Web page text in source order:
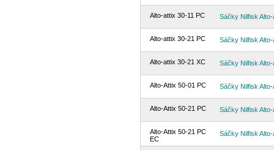
Alto-attix 30-11 PC Sáčky Nilfisk
Alto-attix 30-21 PC Sáčky Nilfisk
Alto-attix 30-21 XC Sáčky Nilfisk
Alto-Attix 50-01 PC Sáčky Nilfisk
Alto-Attix 50-21 PC Sáčky Nilfisk
Alto-Attix 50-21 PC
EC
Sáčky Nilfisk